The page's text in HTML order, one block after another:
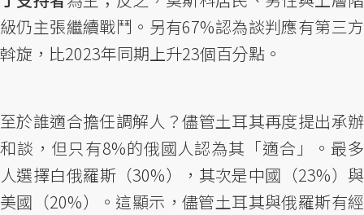
級仍主張繼續戰鬥。另有67%認為談判應有第三方
斡旋，比2023年同期上升23個百分點。
至於誰適合擔任調解人？儘管土耳其再度提出承辦
和談，但只有8%的俄國人認為其「適合」。最多
人選擇白俄羅斯（30%），其次是中國（23%）與
美國（20%）。這顯示，儘管土耳其與俄羅斯有經